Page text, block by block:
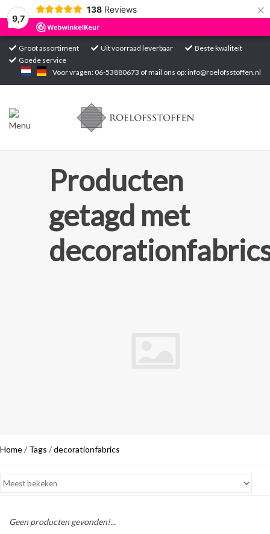
9,7
138 Reviews ×
Groot assortiment Uit voorraad leverbaar
Beste kwaliteit
Goede service
Voor vragen: 06-53880673 of mail ons op:info@roelofsstoffen.nl
Home
Producten
getagd met
Home/ Tags /decorationfabrics
Geen producten gevonden!...